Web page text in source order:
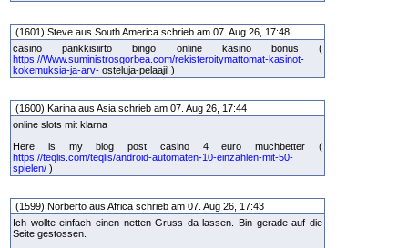
(1601) Steve aus South America schrieb am 07. Aug 26, 17:48
casino pankkisiirto bingo online kasino bonus (
https://Www.suministrosgorbea.com/rekisteroitymattomat-kasinot-
kokemuksia-ja-arv- osteluja-pelaajil )
(1600) Karina aus Asia schrieb am 07. Aug 26, 17:44
online slots mit klarna
Here is my blog post casino 4 euro muchbetter (
https://teqlis.com/teqlis/android-automaten-10-einzahlen-mit-50-
spielen/ )
(1599) Norberto aus Africa schrieb am 07. Aug 26, 17:43
Ich wollte einfach einen netten Gruss da lassen. Bin gerade auf die
Seite gestossen.